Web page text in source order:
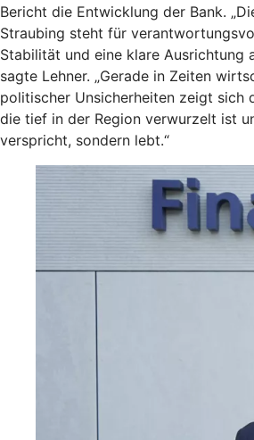
Bericht die Entwicklung der Bank.
Straubing steht für
Stabilität und eine klare Ausrichtung
sagte Lehner. „Gerade in Zeiten
politischer Unsicherheiten zeigt sich
die tief in der Region verwurzelt ist
verspricht, sondern lebt.“